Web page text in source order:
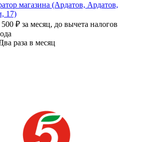
магазина (Ардатов, Ардатов,
17)
500 ₽ за месяц, до вычета налогов
раза в месяц